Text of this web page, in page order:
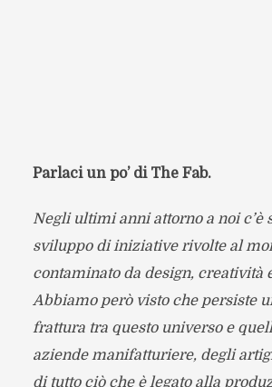
Par­laci un po’ di The Fab.
Negli ultimi anni attorno a noi c’è
svi­luppo di ini­zia­tive rivolte al
con­ta­mi­nato da design, crea­ti­vità
Abbiamo però visto che per­si­ste
frat­tura tra que­sto uni­verso e
aziende mani­fat­tu­riere, degli
di tutto ciò che è legato alla